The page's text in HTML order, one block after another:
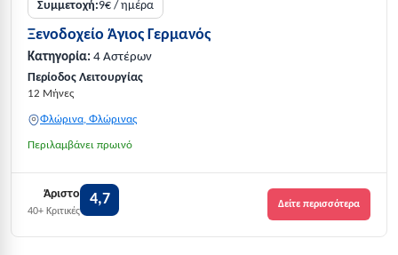
Συμμετοχή:9€ / ημέρα
Ξενοδοχείο Άγιος Γερμανός
Κατηγορία: 4 Αστέρων
Περίοδος Λειτουργίας
12 Μήνες
Φλώρινα, Φλώρινας
Περιλαμβάνει πρωινό
Άριστο
40+ Κριτικές
4,7 Δείτε περισσότερα